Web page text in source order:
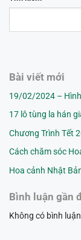
Bài viết mới
19/02/2024 –
17 lô tùng la hán
Chương Trình Tết
Cách chăm sóc
Hoa cảnh Nhật
Bình luận gần
Không có bình